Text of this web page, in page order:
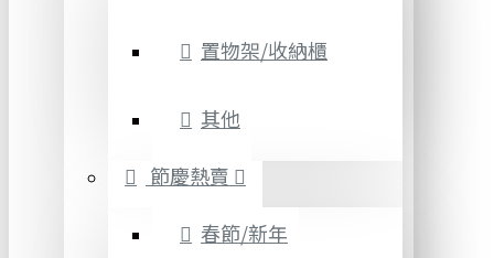
置物架/收納櫃
其他
節慶熱賣
春節/新年